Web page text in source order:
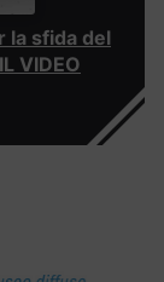
la sfida del
VIDEO